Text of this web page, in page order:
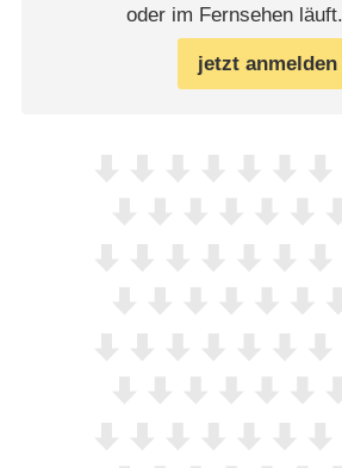
oder im Fernsehen läuft.
jetzt anmelden